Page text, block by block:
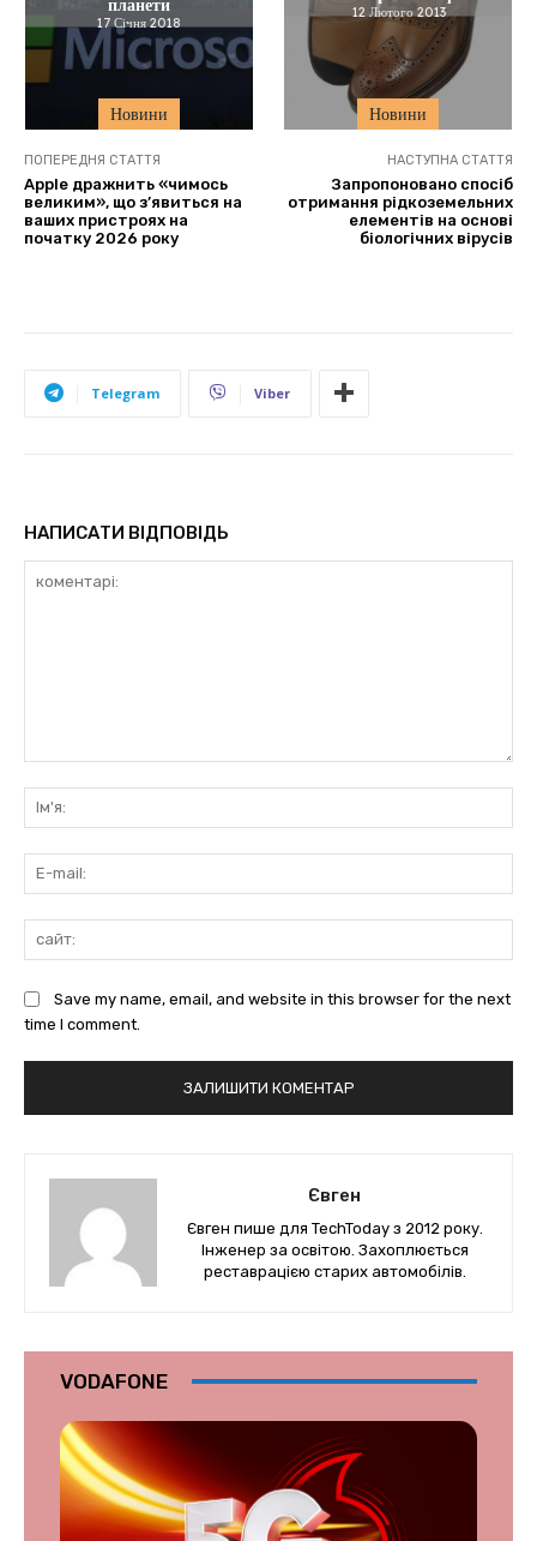
Новини
17 Січня 2018
Новини
12 Лютого 2013
ПОПЕРЕДНЯ СТАТТЯ
Apple дражнить «чимось
великим», що з’явиться на
ваших пристроях на
початку 2026 року
НАСТУПНА СТАТТЯ
Запропоновано спосіб
отримання рідкоземельних
елементів на основі
біологічних вірусів
Telegram Viber
НАПИСАТИ ВІДПОВІДЬ
Save my name, email, and website in this browser for the next
time I comment.
Євген
Євген пише для TechToday з 2012 року.
Інженер за освітою. Захоплюється
реставрацією старих автомобілів.
VODAFONE